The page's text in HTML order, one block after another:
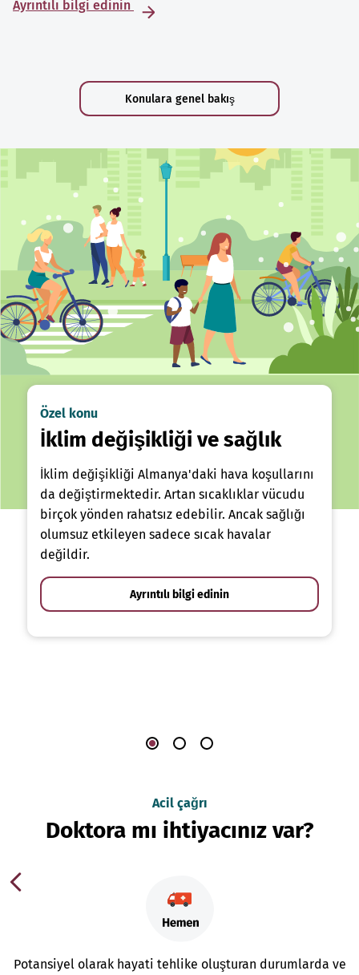
Ayrıntılı bilgi edinin
Konulara genel bakış
Özel konu
İklim değişikliği ve sağlık
İklim değişikliği Almanya'daki hava koşullarını
da değiştirmektedir. Artan sıcaklıklar vücudu
birçok yönden rahatsız edebilir. Ancak sağlığı
olumsuz etkileyen sadece sıcak havalar
değildir.
Ayrıntılı bilgi edinin
Acil çağrı
Doktora mı ihtiyacınız var?
Potansiyel olarak hayati tehlike oluşturan durumlarda ve